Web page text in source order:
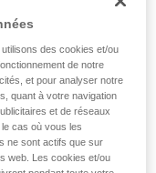
des cookies et/ou
de notre
et pour analyser notre
quant à votre navigation
et de réseaux
cas où vous les
ne sont actifs que sur
web. Les cookies et/ou